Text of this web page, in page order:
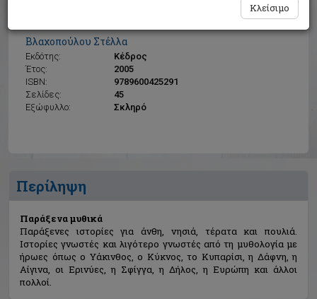
Βλαχοπούλου Στέλλα
Εκδότης:
Κέδρος
Έτος:
2005
ISBN:
9789600425291
Σελίδες:
45
Εξώφυλλο:
Σκληρό
Περίληψη
Παράξενα μυθικά
Παράξενες ιστορίες για άνθη, νησιά, τέρατα και πουλιά.
Ιστορίες γνωστές και λιγότερο γνωστές από τη μυθολογία με
ήρωες όπως ο Υάκινθος, ο Κύκνος, το Κυπαρίσι, η Δάφνη, η
Αίγινα, οι Ερινύες, η Σφίγγα, η Δήλος, η Ευρώπη και άλλοι
πολλοί.
Κλείσιμο